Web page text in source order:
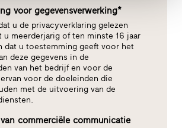
voor gegevensverwerking*
u de privacyverklaring gelezen
u meerderjarig of ten minste 16 jaar
dat u toestemming geeft voor het
deze gegevens in de
van het bedrijf en voor de
voor de doeleinden die
met de uitvoering van de
commerciële communicatie